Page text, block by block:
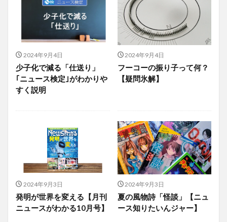
2024年9月4日
少子化で減る「仕送り」
｢ニュース検定｣がわかりや
すく説明
2024年9月4日
フーコーの振り子って何？
【疑問氷解】
2024年9月3日
発明が世界を変える【月刊
ニュースがわかる10月号】
2024年9月3日
夏の風物詩「怪談」【ニュ
ース知りたいんジャー】